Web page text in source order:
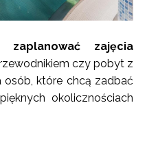
zaplanować zajęcia
czy pobyt z
osób, które chcą zadbać
okolicznościach